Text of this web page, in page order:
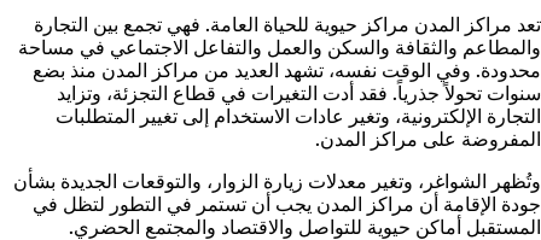
تعد مراكز المدن مراكز حيوية للحياة العامة. فهي تجمع بين التجارة
والمطاعم والثقافة والسكن والعمل والتفاعل الاجتماعي في مساحة
محدودة. وفي الوقت نفسه، تشهد العديد من مراكز المدن منذ بضع
سنوات تحولاً جذرياً. فقد أدت التغيرات في قطاع التجزئة، وتزايد
التجارة الإلكترونية، وتغير عادات الاستخدام إلى تغيير المتطلبات
المفروضة على مراكز المدن.
وتُظهر الشواغر، وتغير معدلات زيارة الزوار، والتوقعات الجديدة بشأن
جودة الإقامة أن مراكز المدن يجب أن تستمر في التطور لتظل في
المستقبل أماكن حيوية للتواصل والاقتصاد والمجتمع الحضري.